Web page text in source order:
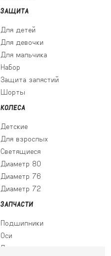
ЗАЩИТА
Для детей
Для девочки
Для мальчика
Набор
Защита запястий
Шорты
КОЛЕСА
Детские
Для взрослых
Светящиеся
Диаметр 80
Диаметр 76
Диаметр 72
ЗАПЧАСТИ
Подшипники
Оси
Ледовые лезвия